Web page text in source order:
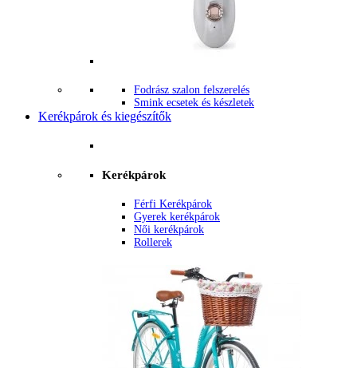
Fodrász szalon felszerelés
Smink ecsetek és készletek
Kerékpárok és kiegészítők
Kerékpárok
Férfi Kerékpárok
Gyerek kerékpárok
Női kerékpárok
Rollerek